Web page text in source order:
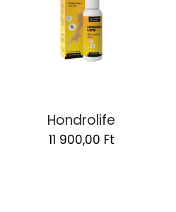
Hondrolife
11 900,00 Ft